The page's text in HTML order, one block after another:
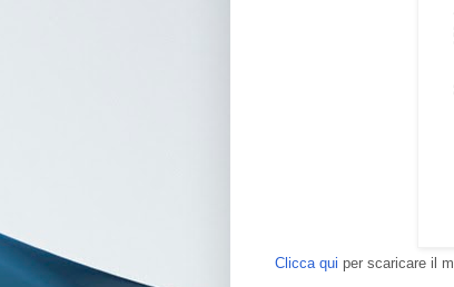
Clicca qui per scaricare il